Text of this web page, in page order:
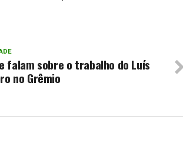
falam sobre o trabalho do Luís
no Grêmio